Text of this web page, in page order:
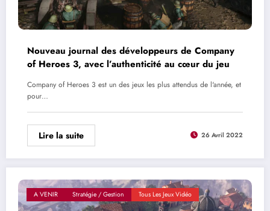
Nouveau journal des développeurs de Company
of Heroes 3, avec l’authenticité au cœur du jeu
Company of Heroes 3 est un des jeux les plus attendus de l'année, et
pour…
Lire la suite 26 Avril 2022
A VENIR Stratégie / Gestion Tous Les Jeux Vidéo